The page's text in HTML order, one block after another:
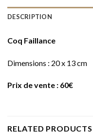
DESCRIPTION
Coq Faillance
Dimensions : 20 x 13 cm
Prix de vente : 60€
RELATED PRODUCTS